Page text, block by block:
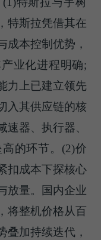
特斯拉凭借其在
成本控制优势，
业化进程明确;
力上已建立领先
入其供应链的核
器、执行器、
的环节。(2)价
扣成本下探核心
放量。国内企业
将整机价格从百
叠加持续迭代，